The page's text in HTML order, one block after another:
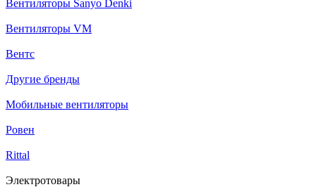
Вентиляторы Sanyo Denki
Вентиляторы VM
Вентс
Другие бренды
Мобильные вентиляторы
Ровен
Rittal
Электротовары